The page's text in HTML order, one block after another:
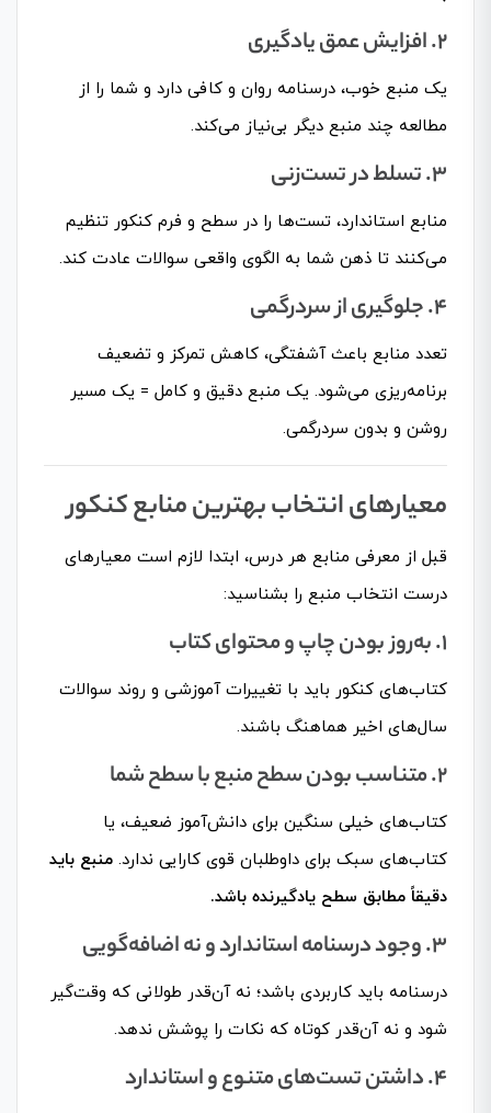
۲. افزایش عمق یادگیری
یک منبع خوب، درسنامه روان و کافی دارد و شما را از
مطالعه چند منبع دیگر بی‌نیاز می‌کند.
۳. تسلط در تست‌زنی
منابع استاندارد، تست‌ها را در سطح و فرم کنکور تنظیم
می‌کنند تا ذهن شما به الگوی واقعی سوالات عادت کند.
۴. جلوگیری از سردرگمی
تعدد منابع باعث آشفتگی، کاهش تمرکز و تضعیف
برنامه‌ریزی می‌شود. یک منبع دقیق و کامل = یک مسیر
روشن و بدون سردرگمی.
معیارهای انتخاب بهترین منابع کنکور
قبل از معرفی منابع هر درس، ابتدا لازم است معیارهای
درست انتخاب منبع را بشناسید:
۱. به‌روز بودن چاپ و محتوای کتاب
کتاب‌های کنکور باید با تغییرات آموزشی و روند سوالات
سال‌های اخیر هماهنگ باشند.
۲. متناسب بودن سطح منبع با سطح شما
کتاب‌های خیلی سنگین برای دانش‌آموز ضعیف، یا
کتاب‌های سبک برای داوطلبان قوی کارایی ندارد. منبع باید
دقیقاً مطابق سطح یادگیرنده باشد.
۳. وجود درسنامه استاندارد و نه اضافه‌گویی
درسنامه باید کاربردی باشد؛ نه آن‌قدر طولانی که وقت‌گیر
شود و نه آن‌قدر کوتاه که نکات را پوشش ندهد.
۴. داشتن تست‌های متنوع و استاندارد